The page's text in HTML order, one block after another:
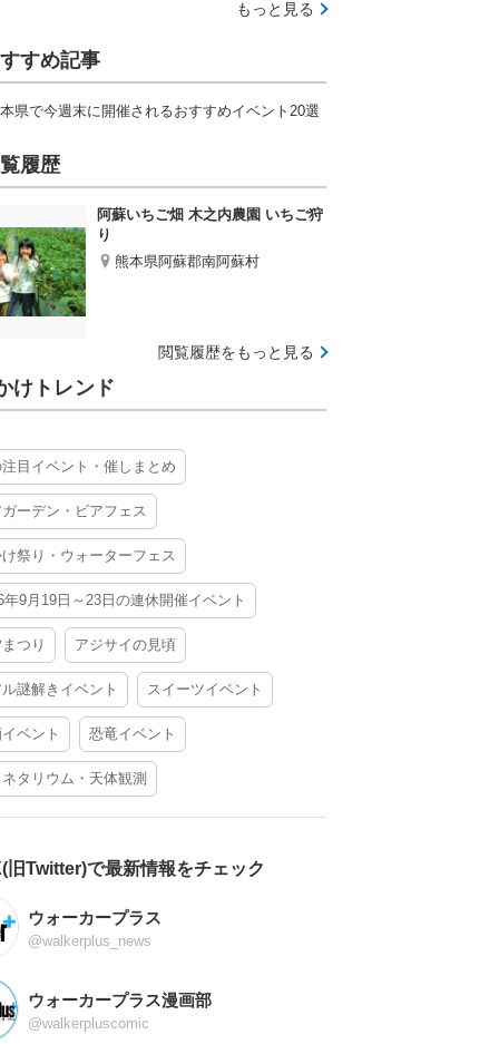
もっと見る
すめ記事
県で今週末に開催されるおすすめイベント20選
履歴
阿蘇いちご畑 木之内農園 いちご狩
り
熊本県阿蘇郡南阿蘇村
閲覧履歴をもっと見る
けトレンド
目イベント・催しまとめ
ーデン・ビアフェス
祭り・ウォーターフェス
年9月19日～23日の連休開催イベント
つり アジサイの見頃
謎解きイベント スイーツイベント
ベント 恐竜イベント
タリウム・天体観測
旧Twitter)で最新情報をチェック
ウォーカープラス
@walkerplus_news
ウォーカープラス漫画部
@walkerpluscomic